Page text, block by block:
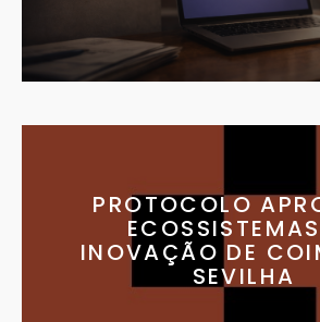
PROTOCOLO
INOVAÇÃO DE
SEVILHA